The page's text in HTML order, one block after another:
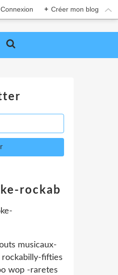
Connexion + Créer mon blog
rockab
musicaux-
rockabilly-fifties
wop -raretes